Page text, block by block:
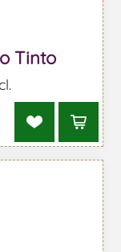
Tinto